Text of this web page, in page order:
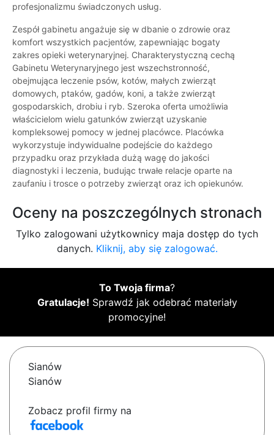
profesjonalizmu świadczonych usług.
Zespół gabinetu angażuje się w dbanie o zdrowie oraz
komfort wszystkich pacjentów, zapewniając bogaty
zakres opieki weterynaryjnej. Charakterystyczną cechą
Gabinetu Weterynaryjnego jest wszechstronność,
obejmująca leczenie psów, kotów, małych zwierząt
domowych, ptaków, gadów, koni, a także zwierząt
gospodarskich, drobiu i ryb. Szeroka oferta umożliwia
właścicielom wielu gatunków zwierząt uzyskanie
kompleksowej pomocy w jednej placówce. Placówka
wykorzystuje indywidualne podejście do każdego
przypadku oraz przykłada dużą wagę do jakości
diagnostyki i leczenia, budując trwałe relacje oparte na
zaufaniu i trosce o potrzeby zwierząt oraz ich opiekunów.
Oceny na poszczególnych stronach
Tylko zalogowani użytkownicy maja dostęp do tych
danych. Kliknij, aby się zalogować.
To Twoja firma?
Gratulacje! Sprawdź jak odebrać materiały
promocyjne!
Sianów
Sianów
Zobacz profil firmy na